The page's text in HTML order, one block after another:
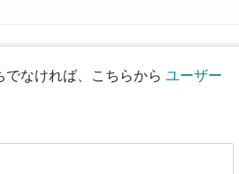
なければ、こちらから ユーザー